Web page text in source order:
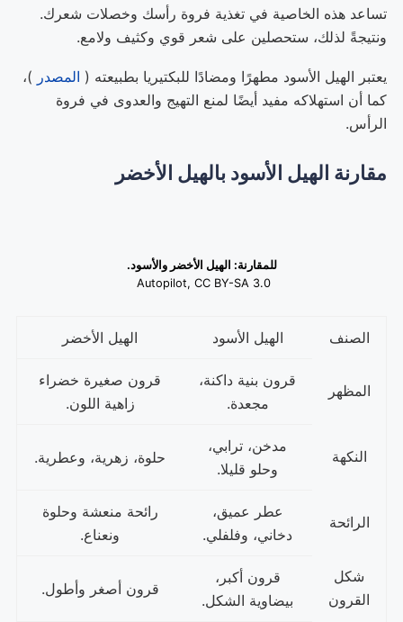
تساعد هذه الخاصية في تغذية فروة رأسك وخصلات شعرك.
ونتيجةً لذلك، ستحصلين على شعر قوي وكثيف ولامع.
يعتبر الهيل الأسود مطهرًا ومضادًا للبكتيريا بطبيعته ( المصدر )،
كما أن استهلاكه مفيد أيضًا لمنع التهيج والعدوى في فروة
الرأس.
مقارنة الهيل الأسود بالهيل الأخضر
للمقارنة: الهيل الأخضر والأسود.
Autopilot, CC BY-SA 3.0
الصنف الهيل الأسود الهيل الأخضر
المظهر
قرون بنية داكنة،
مجعدة.
قرون صغيرة خضراء
زاهية اللون.
النكهة
مدخن، ترابي،
وحلو قليلا.
حلوة، زهرية، وعطرية.
الرائحة
عطر عميق،
دخاني، وفلفلي.
رائحة منعشة وحلوة
ونعناع.
شكل
القرون
قرون أكبر،
بيضاوية الشكل.
قرون أصغر وأطول.